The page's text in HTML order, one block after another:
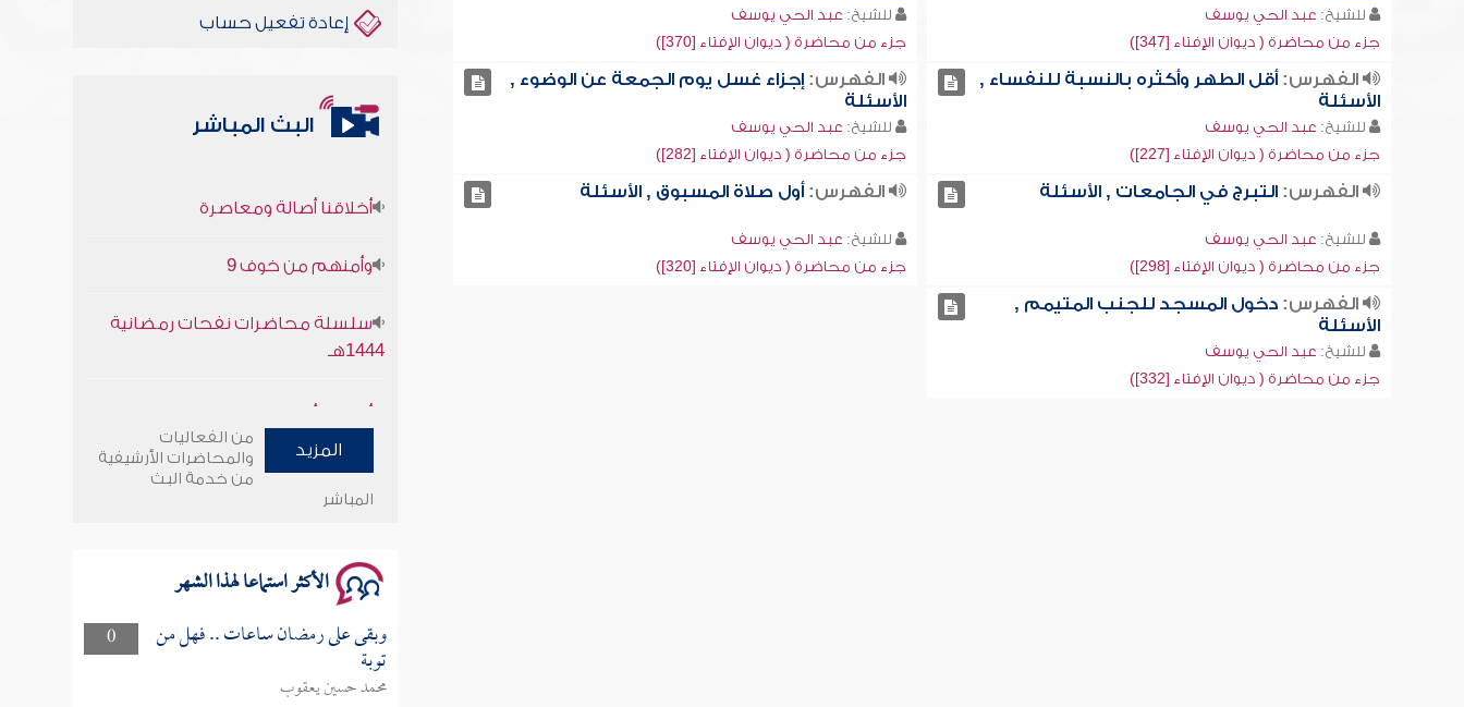
للشيخ: عبد الحي يوسف
جزء من محاضرة ( ديوان الإفتاء [347])
للشيخ: عبد الحي يوسف
جزء من محاضرة ( ديوان الإفتاء [370])
الفهرس:أقل الطهر وأكثره بالنسبة للنفساء ,
الأسئلة
للشيخ: عبد الحي يوسف
جزء من محاضرة ( ديوان الإفتاء [227])
الفهرس: إجزاء غسل يوم الجمعة عن الوضوء ,
الأسئلة
للشيخ: عبد الحي يوسف
جزء من محاضرة ( ديوان الإفتاء [282])
الفهرس:التبرج في الجامعات , الأسئلة
للشيخ: عبد الحي يوسف
جزء من محاضرة ( ديوان الإفتاء [298])
الفهرس: أول صلاة المسبوق , الأسئلة
للشيخ: عبد الحي يوسف
جزء من محاضرة ( ديوان الإفتاء [320])
الفهرس:دخول المسجد للجنب المتيمم ,
الأسئلة
للشيخ: عبد الحي يوسف
جزء من محاضرة ( ديوان الإفتاء [332])
إعادة تفعيل حساب
البث المباشر
1444هـ
وأمنهم من خوف 9
سلسلة محاضرات نفحات رمضانية
المزيد
من الفعاليات
والمحاضرات الأرشيفية
من خدمة البث
المباشر
الأكثر استماعا لهذا الشهر
0 وبقى على رمضان ساعات .. فهل من
توبة
محمد حسين يعقوب